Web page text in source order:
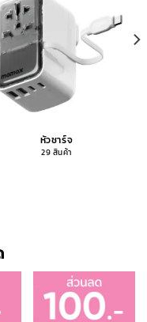
หัวชาร์จ
29 สินค้า